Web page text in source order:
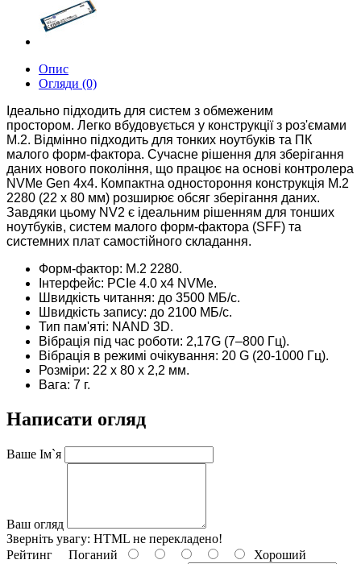
Опис
Огляди (0)
Ідеально підходить для систем з обмеженим
простором. Легко вбудовується у конструкції з роз'ємами
M.2. Відмінно підходить для тонких ноутбуків та ПК
малого форм-фактора. Сучасне рішення для зберігання
даних нового покоління, що працює на основі контролера
NVMe Gen 4x4. Компактна одностороння конструкція M.2
2280 (22 x 80 мм) розширює обсяг зберігання даних.
Завдяки цьому NV2 є ідеальним рішенням для тонших
ноутбуків, систем малого форм-фактора (SFF) та
системних плат самостійного складання.
Форм-фактор: M.2 2280.
Інтерфейс: PCIe 4.0 x4 NVMe.
Швидкість читання: до 3500 МБ/с.
Швидкість запису: до 2100 МБ/с.
Тип пам'яті: NAND 3D.
Вібрація під час роботи: 2,17G (7–800 Гц).
Вібрація в режимі очікування: 20 G (20-1000 Гц).
Розміри: 22 x 80 x 2,2 мм.
Вага: 7 г.
Написати огляд
Ваше Ім`я
Ваш огляд
Зверніть увагу: HTML не перекладено!
Рейтинг Поганий
Хороший